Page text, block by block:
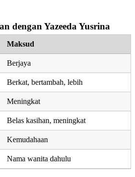
dengan Yazeeda Yusrina
Maksud
Berjaya
Berkat, bertambah, lebih
Meningkat
Belas kasihan, meningkat
Kemudahaan
Nama wanita dahulu